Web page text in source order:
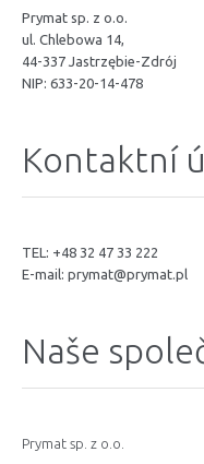
Prymat sp. z o.o.
ul. Chlebowa 14,
44-337 Jastrzębie-Zdrój
NIP: 633-20-14-478
Kontaktní
TEL: +48 32 47 33 222
E-mail: prymat@prymat.pl
Naše
Prymat sp. z o.o.